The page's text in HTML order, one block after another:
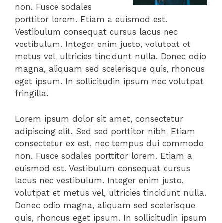
non. Fusce sodales
porttitor lorem. Etiam a euismod est.
Vestibulum consequat cursus lacus nec
vestibulum. Integer enim justo, volutpat et
metus vel, ultricies tincidunt nulla. Donec odio
magna, aliquam sed scelerisque quis, rhoncus
eget ipsum. In sollicitudin ipsum nec volutpat
fringilla.
Lorem ipsum dolor sit amet, consectetur
adipiscing elit. Sed sed porttitor nibh. Etiam
consectetur ex est, nec tempus dui commodo
non. Fusce sodales porttitor lorem. Etiam a
euismod est. Vestibulum consequat cursus
lacus nec vestibulum. Integer enim justo,
volutpat et metus vel, ultricies tincidunt nulla.
Donec odio magna, aliquam sed scelerisque
quis, rhoncus eget ipsum. In sollicitudin ipsum